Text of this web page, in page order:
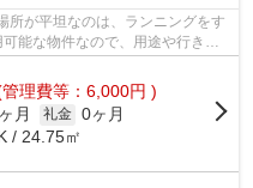
所が平坦なのは、ランニングをす
能な物件なので、用途や行き先
理費等：6,000円 )
月 礼金 0ヶ月
/ 24.75㎡